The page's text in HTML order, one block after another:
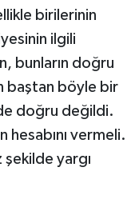
birilerinin
ilgili
bunların doğru
baştan böyle bir
doğru değildi.
hesabını vermeli.
şekilde yargı